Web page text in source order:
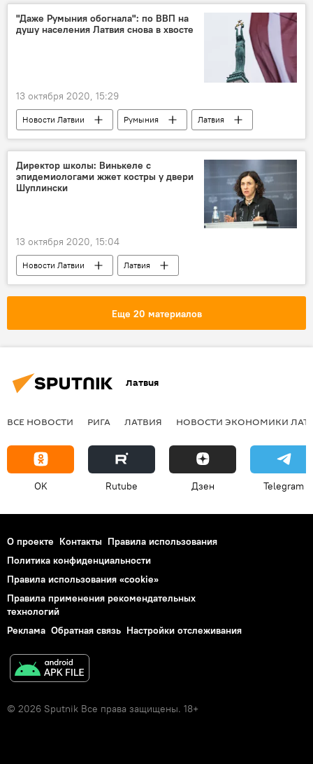
"Даже Румыния обогнала": по ВВП на
душу населения Латвия снова в хвосте
13 октября 2020, 15:29
Новости Латвии Румыния
Латвия
ВВП
Директор школы: Винькеле с
эпидемиологами жжет костры у двери
Шуплински
13 октября 2020, 15:04
Новости Латвии
Латвия
Илга Шуплинска
коронавирус
Еще 20 материалов
Латвия
ВСЕ НОВОСТИ РИГА ЛАТВИЯ НОВОСТИ ЭКОНОМИКИ
OK Rutube Дзен Telegram
О проекте Контакты Правила использования
Политика конфиденциальности
Правила использования «cookie»
Правила применения рекомендательных
технологий
Реклама Обратная связь Настройки отслеживания
© 2026 Sputnik Все права защищены. 18+